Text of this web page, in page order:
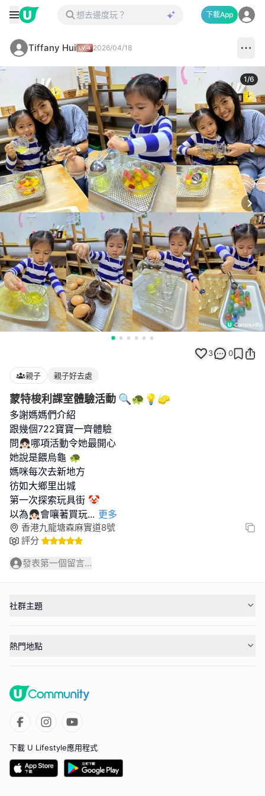
下載App
Tiffany Hui 2026/04/18
1/6
3 0
親子 親子好去處
蒙特梭利課室體驗活動 🔍🐢💡🧽
多謝媽媽們介紹
跟幾個722寶寶一齊體驗
問👧🏻哪項活動令她最開心
她說是餵烏龜 🐢
媽咪每次去新地方
彷如大鄉里出城
第一次探索玩具街 🤡
以為👧🏻會嚷著買玩... 更多
香港九龍塘森麻實道8號
評分
發表第一個留言...
社群主題
熱門地點
下載 U Lifestyle應用程式